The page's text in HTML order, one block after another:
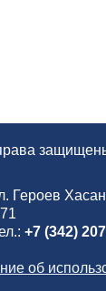
Героев
+7 (342)
об